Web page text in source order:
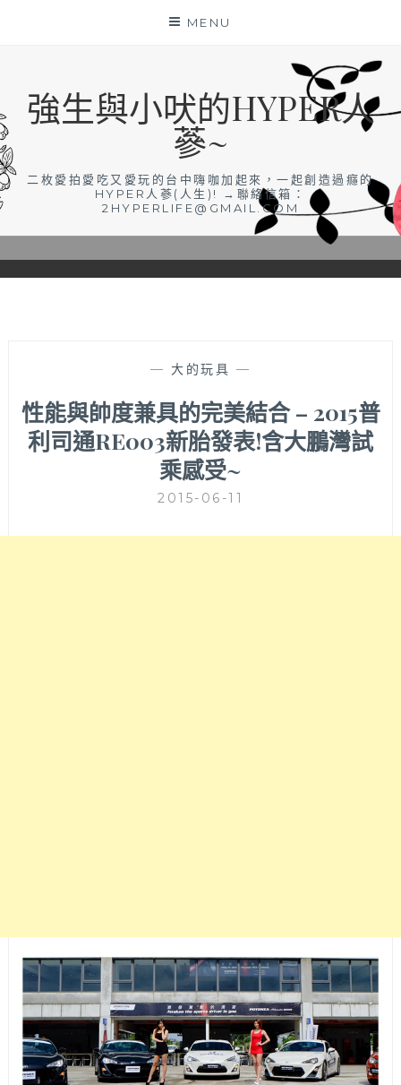
MENU
強生與小吠的HYPER人
蔘~
二枚愛拍愛吃又愛玩的台中嗨咖加起來，一起創造過癮的
HYPER人蔘(人生)! →聯絡信箱：
2HYPERLIFE@GMAIL.COM
— 大的玩具 —
性能與帥度兼具的完美結合 – 2015普
利司通RE003新胎發表!含大鵬灣試
乘感受~
2015-06-11